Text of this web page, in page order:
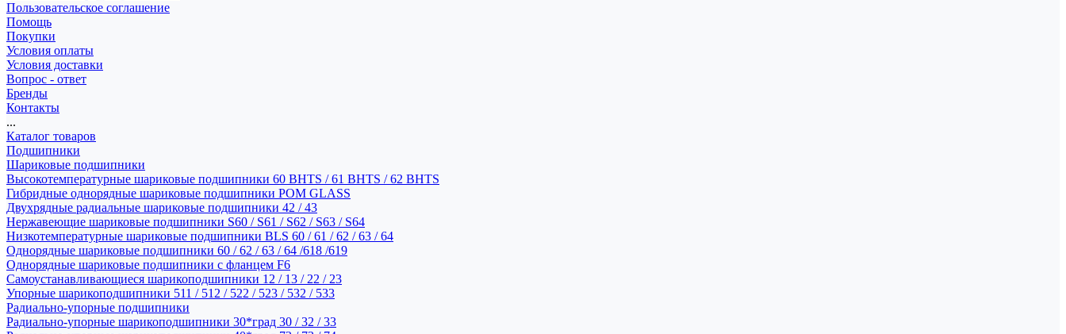
Пользовательское соглашение
Помощь
Покупки
Условия оплаты
Условия доставки
Вопрос - ответ
Бренды
Контакты
...
Каталог товаров
Подшипники
Шариковые подшипники
Высокотемпературные шариковые подшипники 60 BHTS / 61 BHTS / 62 BHTS
Гибридные однорядные шариковые подшипники POM GLASS
Двухрядные радиальные шариковые подшипники 42 / 43
Нержавеющие шариковые подшипники S60 / S61 / S62 / S63 / S64
Низкотемпературные шариковые подшипники BLS 60 / 61 / 62 / 63 / 64
Однорядные шариковые подшипники 60 / 62 / 63 / 64 /618 /619
Однорядные шариковые подшипники с фланцем F6
Самоустанавливающиеся шарикоподшипники 12 / 13 / 22 / 23
Упорные шарикоподшипники 511 / 512 / 522 / 523 / 532 / 533
Радиально-упорные подшипники
Радиально-упорные шарикоподшипники 30*град 30 / 32 / 33